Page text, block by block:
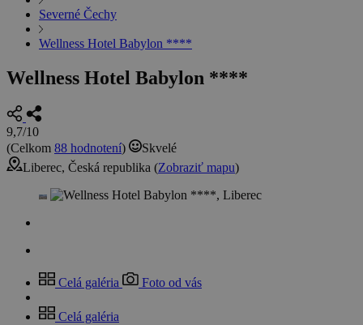
Severné Čechy
Wellness Hotel Babylon ****
Wellness Hotel Babylon ****
9,7/10
(Celkom 88 hodnotení)
Skvelé
Liberec, Česká republika (Zobraziť mapu)
Celá galéria Foto od vás
Celá galéria